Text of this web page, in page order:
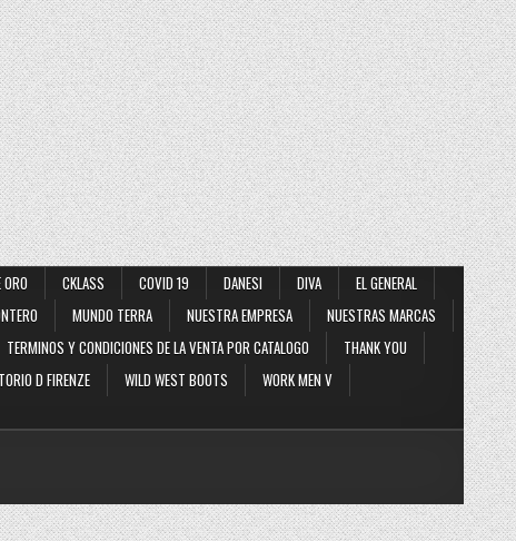
CKLASS COVID 19 DANESI DIVA
EL GENERAL
MUNDO TERRA NUESTRA EMPRESA
NUESTRAS MARCAS
TERMINOS Y CONDICIONES DE LA VENTA POR CATALOGO
THANK YOU
D FIRENZE WILD WEST BOOTS
WORK MEN V